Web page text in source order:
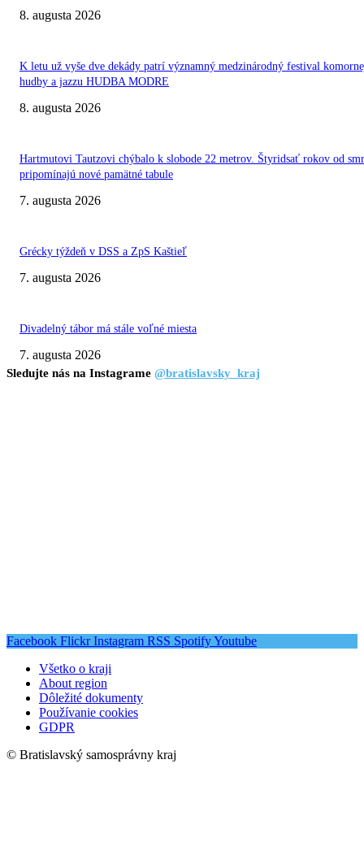
8. augusta 2026
K letu už vyše dve dekády patrí významný medzinárodný festival
hudby a jazzu HUDBA MODRE
8. augusta 2026
Hartmutovi Tautzovi chýbalo k slobode 22 metrov. Štyridsať rokov od
pripomínajú nové pamätné tabule
7. augusta 2026
Grécky týždeň v DSS a ZpS Kaštieľ
7. augusta 2026
Divadelný tábor má stále voľné miesta
7. augusta 2026
Sledujte nás na Instagrame @bratislavsky_kraj
Facebook Flickr Instagram RSS SpotifyYoutube
Všetko o kraji
About region
Dôležité dokumenty
Používanie cookies
GDPR
© Bratislavský samosprávny kraj